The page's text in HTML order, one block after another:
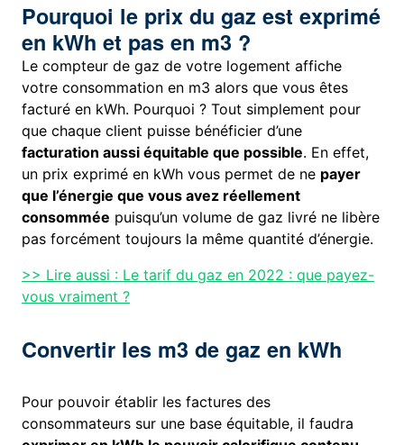
Pourquoi le prix du gaz est exprimé
en kWh et pas en m3 ?
Le compteur de gaz de votre logement affiche
votre consommation en m3 alors que vous êtes
facturé en kWh. Pourquoi ? Tout simplement pour
que chaque client puisse bénéficier d’une
facturation aussi équitable que possible. En effet,
un prix exprimé en kWh vous permet de ne payer
que l’énergie que vous avez réellement
consommée puisqu’un volume de gaz livré ne libère
pas forcément toujours la même quantité d’énergie.
>> Lire aussi : Le tarif du gaz en 2022 : que payez-
vous vraiment ?
Convertir les m3 de gaz en kWh
Pour pouvoir établir les factures des
consommateurs sur une base équitable, il faudra